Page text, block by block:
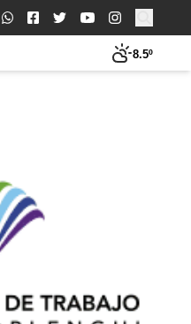
Buscar:
8.5º